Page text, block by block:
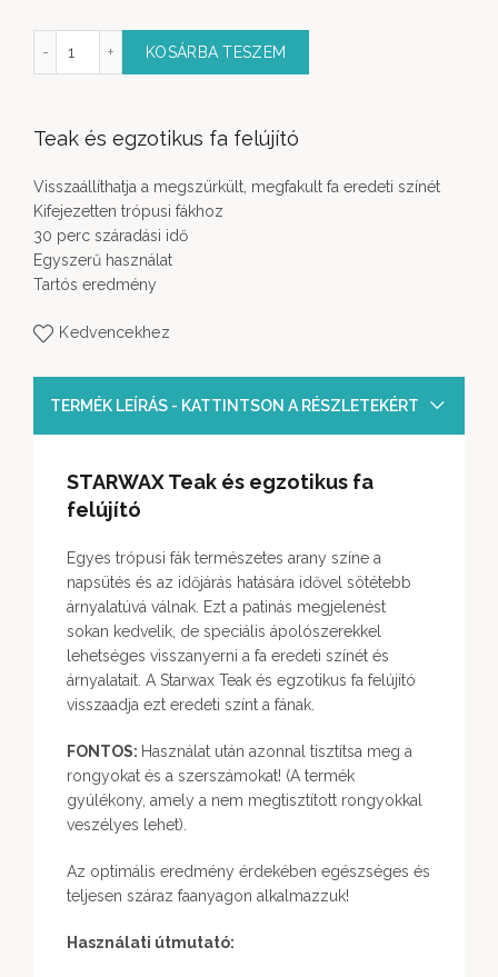
és egzotikus fa felújító mennyiség
KOSÁRBA TESZEM
Teak és egzotikus fa felújító
Visszaállíthatja a megszürkült, megfakult fa eredeti színét
Kifejezetten trópusi fákhoz
30 perc száradási idő
Egyszerű használat
Tartós eredmény
Kedvencekhez
TERMÉK LEÍRÁS - KATTINTSON A RÉSZLETEKÉRT
STARWAX Teak és egzotikus fa
felújító
Egyes trópusi fák természetes arany színe a
napsütés és az időjárás hatására idővel sötétebb
árnyalatúvá válnak. Ezt a patinás megjelenést
sokan kedvelik, de speciális ápolószerekkel
lehetséges visszanyerni a fa eredeti színét és
árnyalatait. A Starwax Teak és egzotikus fa felújító
visszaadja ezt eredeti színt a fának.
FONTOS: Használat után azonnal tisztítsa meg a
rongyokat és a szerszámokat! (A termék
gyúlékony, amely a nem megtisztított rongyokkal
veszélyes lehet).
Az optimális eredmény érdekében egészséges és
teljesen száraz faanyagon alkalmazzuk!
Használati útmutató: